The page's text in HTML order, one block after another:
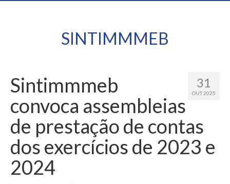
SINTIMMMEB
31
OUT 2025
Sintimmmeb
convoca assembleias
de prestação de contas
dos exercícios de 2023 e
2024